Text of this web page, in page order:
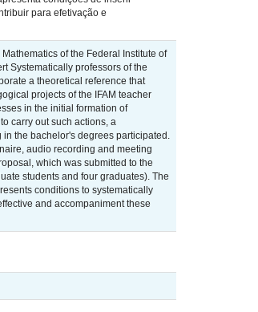
para efetivação e
of the Federal Institute of
Systematically professors of the
a theoretical reference that
projects of the IFAM teacher
in the initial formation of
carry out such actions, a
the bachelor's degrees participated.
audio recording and meeting
which was submitted to the
students and four graduates). The
conditions to systematically
and accompaniment these